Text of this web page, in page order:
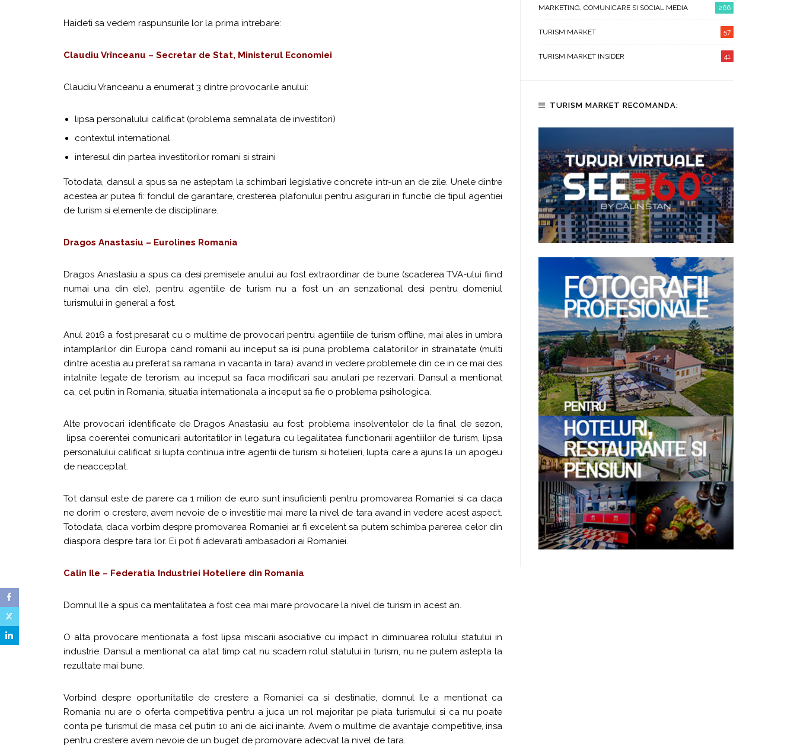
Haideti sa vedem raspunsurile lor la prima intrebare:
Claudiu Vrînceanu – Secretar de Stat, Ministerul Economiei
Claudiu Vranceanu a enumerat 3 dintre provocarile anului:
lipsa personalului calificat (problema semnalata de investitori)
contextul international
interesul din partea investitorilor romani si straini
Totodata, dansul a spus sa ne asteptam la schimbari legislative concrete intr-un an de zile. Unele dintre
acestea ar putea fi: fondul de garantare, cresterea plafonului pentru asigurari in functie de tipul agentiei
de turism si elemente de disciplinare.
Dragos Anastasiu – Eurolines Romania
Dragos Anastasiu a spus ca desi premisele anului au fost extraordinar de bune (scaderea TVA-ului fiind
numai una din ele), pentru agentiile de turism nu a fost un an senzational desi pentru domeniul
turismului in general a fost.
Anul 2016 a fost presarat cu o multime de provocari pentru agentiile de turism offline, mai ales in umbra
intamplarilor din Europa cand romanii au inceput sa isi puna problema calatoriilor in strainatate (multi
dintre acestia au preferat sa ramana in vacanta in tara) avand in vedere problemele din ce in ce mai des
intalnite legate de terorism, au inceput sa faca modificari sau anulari pe rezervari. Dansul a mentionat
ca, cel putin in Romania, situatia internationala a inceput sa fie o problema psihologica.
Alte provocari identificate de Dragos Anastasiu au fost: problema insolventelor de la final de sezon,
lipsa coerentei comunicarii autoritatilor in legatura cu legalitatea functionarii agentiiilor de turism, lipsa
personalului calificat si lupta continua intre agentii de turism si hotelieri, lupta care a ajuns la un apogeu
de neacceptat.
Tot dansul este de parere ca 1 milion de euro sunt insuficienti pentru promovarea Romaniei si ca daca
ne dorim o crestere, avem nevoie de o investitie mai mare la nivel de tara avand in vedere acest aspect.
Totodata, daca vorbim despre promovarea Romaniei ar fi excelent sa putem schimba parerea celor din
diaspora despre tara lor. Ei pot fi adevarati ambasadori ai Romaniei.
Calin Ile – Federatia Industriei Hoteliere din Romania
Domnul Ile a spus ca mentalitatea a fost cea mai mare provocare la nivel de turism in acest an.
O alta provocare mentionata a fost lipsa miscarii asociative cu impact in diminuarea rolului statului in
industrie. Dansul a mentionat ca atat timp cat nu scadem rolul statului in turism, nu ne putem astepta la
rezultate mai bune.
Vorbind despre oportunitatile de crestere a Romaniei ca si destinatie, domnul Ile a mentionat ca
Romania nu are o oferta competitiva pentru a juca un rol majoritar pe piata turismului si ca nu poate
conta pe turismul de masa cel putin 10 ani de aici inainte. Avem o multime de avantaje competitive, insa
pentru crestere avem nevoie de un buget de promovare adecvat la nivel de tara.
MARKETING, COMUNICARE SI SOCIAL MEDIA 266
TURISM MARKET 57
TURISM MARKET INSIDER 41
TURISM MARKET RECOMANDA: